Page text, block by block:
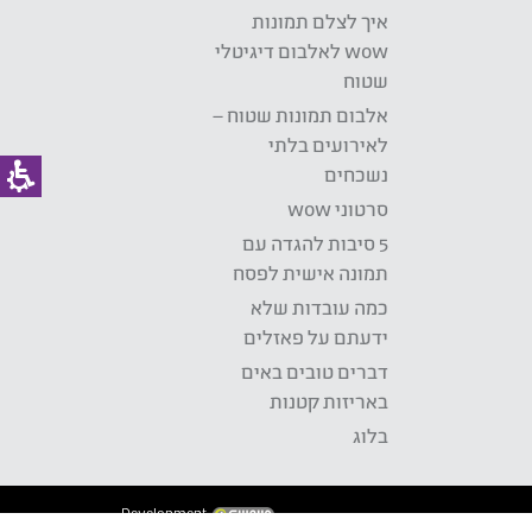
איך לצלם תמונות
wow לאלבום דיגיטלי
שטוח
אלבום תמונות שטוח –
לאירועים בלתי
נשכחים
סרטוני wow
5 סיבות להגדה עם
תמונה אישית לפסח
כמה עובדות שלא
ידעתם על פאזלים
דברים טובים באים
באריזות קטנות
בלוג
Development: